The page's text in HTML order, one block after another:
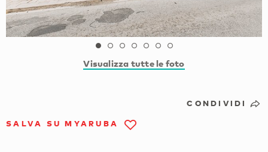
Visualizza tutte le foto
CONDIVIDI
SALVA SU MYARUBA